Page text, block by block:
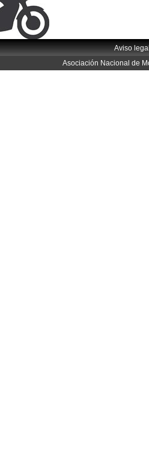
Aviso
Asociación Nacional de